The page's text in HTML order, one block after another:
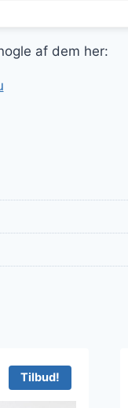
af dem her:
Tilbud!